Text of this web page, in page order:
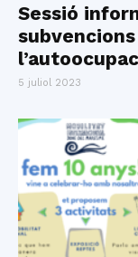
Sessió
5 juliol 2023